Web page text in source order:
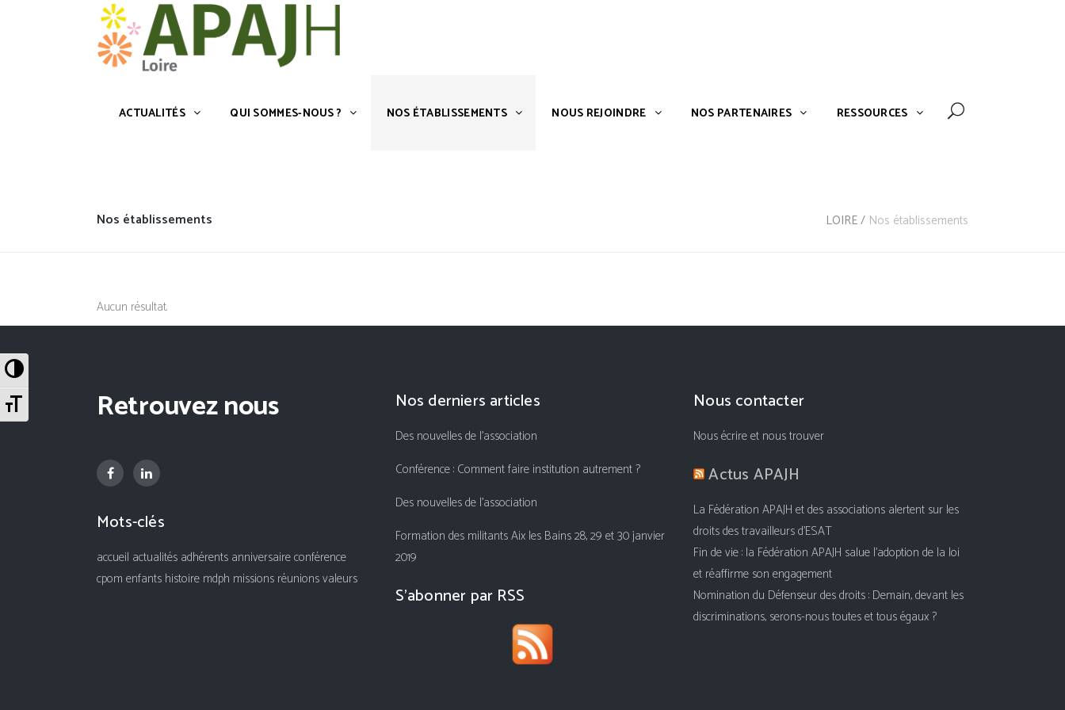
Passer en contraste élevé
Changer la taille de la police
ACTUALITÉS QUI SOMMES-NOUS ? NOS ÉTABLISSEMENTS NOUS REJOINDRE NOS PARTENAIRES RESSOURCES
ACTUALITÉS QUI SOMMES-NOUS ?
Nos établissements LOIRE/ Nos établissements
Aucun résultat.
Retrouvez nous
Mots-clés
accueil actualités adhérents anniversaireconférence
cpom enfants histoire mdph missions réunionsvaleurs
Nos derniers articles
Des nouvelles de l’association
Conférence : Comment faire institution autrement ?
Des nouvelles de l’association
Formation des militants Aix les Bains 28, 29 et 30 janvier
2019
S’abonner par RSS
Nous contacter
Nous écrire et nous trouver
Actus APAJH
La Fédération APAJH et des associations alertent sur les
droits des travailleurs d’ESAT
Fin de vie : la Fédération APAJH salue l’adoption de la loi
et réaffirme son engagement
Nomination du Défenseur des droits : Demain, devant les
discriminations, serons-nous toutes et tous égaux ?